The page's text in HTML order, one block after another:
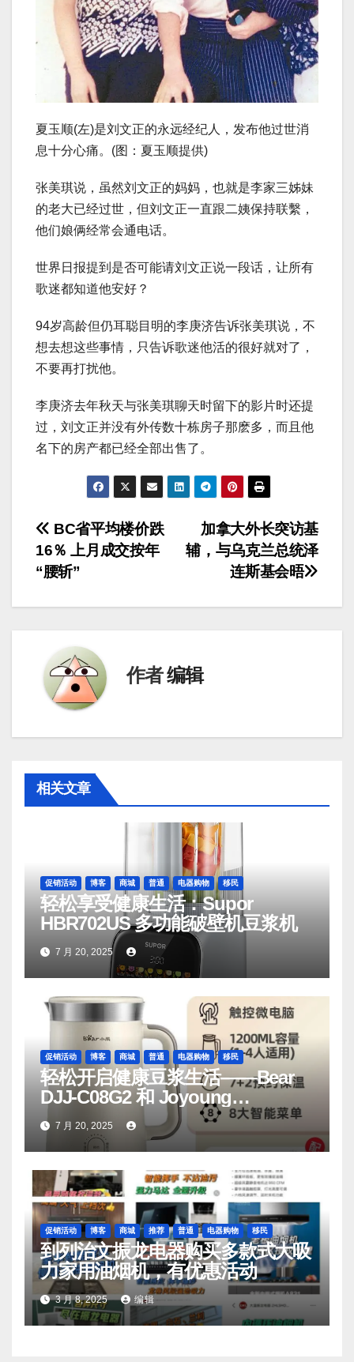
夏玉顺(左)是刘文正的永远经纪人，发布他过世消
息十分心痛。(图：夏玉顺提供)
张美琪说，虽然刘文正的妈妈，也就是李家三姊妹
的老大已经过世，但刘文正一直跟二姨保持联繫，
他们娘俩经常会通电话。
世界日报提到是否可能请刘文正说一段话，让所有
歌迷都知道他安好？
94岁高龄但仍耳聪目明的李庚济告诉张美琪说，不
想去想这些事情，只告诉歌迷他活的很好就对了，
不要再打扰他。
李庚济去年秋天与张美琪聊天时留下的影片时还提
过，刘文正并没有外传数十栋房子那麽多，而且他
名下的房产都已经全部出售了。
文
章
加拿大外长突访基
辅，与乌克兰总统泽
连斯基会晤
BC省平均楼价跌
16％ 上月成交按年
“腰斩”
作者编辑
相关文章
促销活动 博客 商城 普通 电器购物 移民
轻松享受健康生活：Supor
HBR702US 多功能破壁机豆浆机
7 月 20, 2025
促销活动 博客 商城 普通 电器购物 移民
轻松开启健康豆浆生活——Bear
DJJ‑C08G2 和 Joyoung
DJ06M‑D53，你值得拥有
7 月 20, 2025
促销活动 博客 商城 推荐 普通 电器购物 移民
到列治文振龙电器购买多款式大吸
力家用油烟机，有优惠活动
3 月 8, 2025 编辑